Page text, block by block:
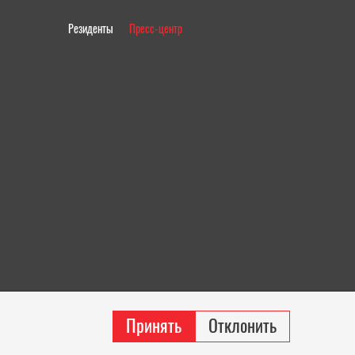
Резиденты Пресс-центр
Создание сайтов
Принять Отклонить